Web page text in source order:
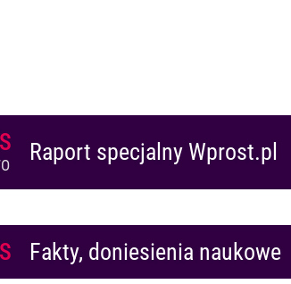
Raport specjalny Wprost.pl
Fakty, doniesienia naukowe